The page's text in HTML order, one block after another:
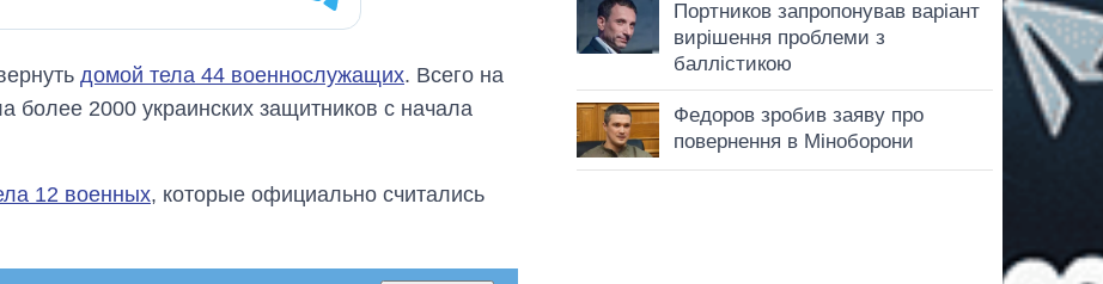
домой тела 44 военнослужащих. Всего на
более 2000 украинских защитников с начала
12 военных, которые официально считались